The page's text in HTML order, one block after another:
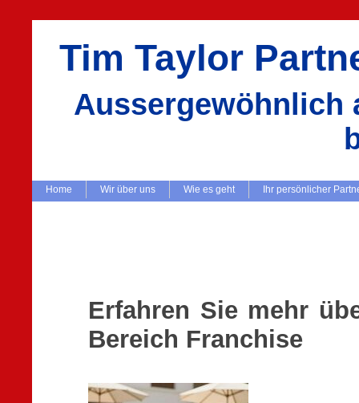
Tim Taylor
Aussergewöhnlich
Home Wir über uns Wie es geht Ihr persönlicher
Erfahren Sie mehr
Bereich Franchise